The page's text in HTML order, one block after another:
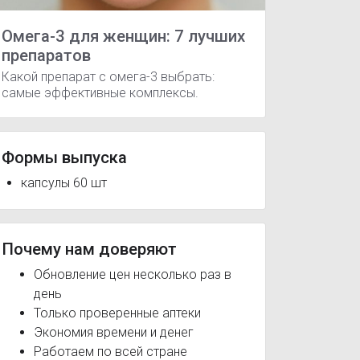
Витрум Вижн
Омега-3 для женщин: 7 лучших
препаратов
Какой препарат с омега-3 выбрать:
самые эффективные комплексы.
Формы выпуска
капсулы 60 шт
Почему нам доверяют
Обновление цен несколько раз в
день
Только проверенные аптеки
Экономия времени и денег
Работаем по всей стране